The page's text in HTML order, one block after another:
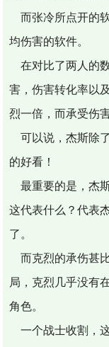
而张冷所点开的
均伤害的软件。
在对比了两人的
害，伤害转化率以
烈一倍，而承受伤
可以说，杰斯除
的好看！
最重要的是，杰
这代表什么？代表
了。
而克烈的承伤甚
局，克烈几乎没有
角色。
一个战士收割，这